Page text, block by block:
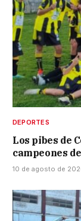
DEPORTES
Los pibes de
campeones
10 de agosto de